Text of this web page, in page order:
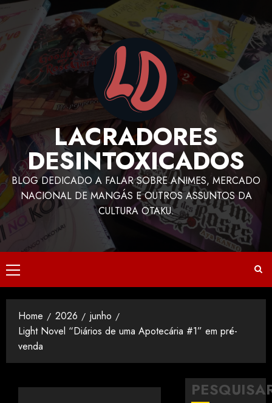
LACRADORES
DESINTOXICADOS
BLOG DEDICADO A FALAR SOBRE ANIMES, MERCADO
NACIONAL DE MANGÁS E OUTROS ASSUNTOS DA
CULTURA OTAKU.
Home 2026
junho
Light Novel “Diários de uma Apotecária #1” em pré-
venda